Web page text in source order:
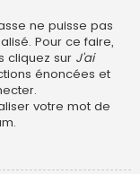
ne puisse pas
Pour ce faire,
cliquez sur J’ai
énoncées et
votre mot de